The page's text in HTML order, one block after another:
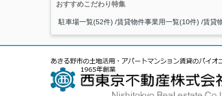
おすすめこだわり特集
駐車場一覧(52件) 賃貸物件事業用一覧(10件) 賃貸